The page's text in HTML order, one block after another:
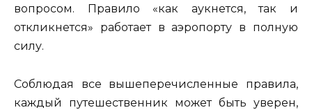
вопросом. Правило «как аукнется, так и
откликнется» работает в аэропорту в полную
силу.
Соблюдая все вышеперечисленные правила,
каждый путешественник может быть уверен,